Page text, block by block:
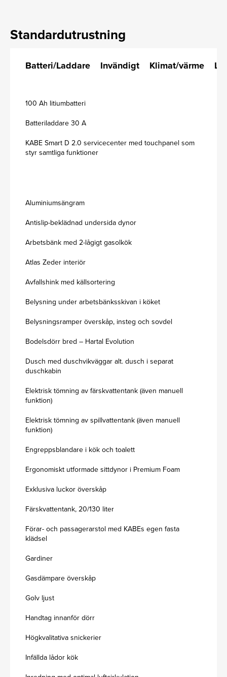
Standardutrustning
Batteri/Laddare Invändigt Klimat/värme
100 Ah litiumbatteri
Batteriladdare 30 A
KABE Smart D 2.0 servicecenter med touchpanel som
styr samtliga funktioner
Aluminiumsängram
Antislip-beklädnad undersida dynor
Arbetsbänk med 2-lågigt gasolkök
Atlas Zeder interiör
Avfallshink med källsortering
Belysning under arbetsbänksskivan i köket
Belysningsramper överskåp, insteg och sovdel
Bodelsdörr bred – Hartal Evolution
Dusch med duschvikväggar alt. dusch i separat
duschkabin
Elektrisk tömning av färskvattentank (även manuell
funktion)
Elektrisk tömning av spillvattentank (även manuell
funktion)
Engreppsblandare i kök och toalett
Ergonomiskt utformade sittdynor i Premium Foam
Exklusiva luckor överskåp
Färskvattentank, 20/130 liter
Förar- och passagerarstol med KABEs egen fasta
klädsel
Gardiner
Gasdämpare överskåp
Golv ljust
Handtag innanför dörr
Högkvalitativa snickerier
Infällda lådor kök